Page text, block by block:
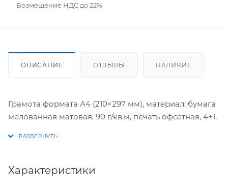
Возмещение НДС до 22%
ОПИСАНИЕ ОТЗЫВЫ НАЛИЧИЕ
Грамота формата А4 (210×297 мм), материал: бумага
мелованная матовая, 90 г/кв.м, печать офсетная, 4+1.
Характеристики